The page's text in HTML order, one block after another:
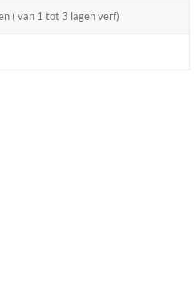
( van 1 tot 3 lagen verf)